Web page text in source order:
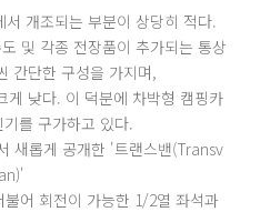
개조되는 부분이 상당히 적다.
및 각종 전장품이 추가되는 통상
간단한 구성을 가지며,
게 낮다. 이 덕분에 차박형 캠핑카
를 구가하고 있다.
새롭게 공개한 '트랜스밴(Transv
an)'
어 회전이 가능한 1/2열 좌석과